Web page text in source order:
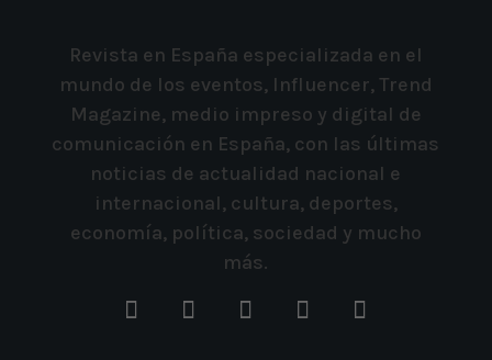
Revista en España especializada en el
mundo de los eventos, Influencer, Trend
Magazine, medio impreso y digital de
comunicación en España, con las últimas
noticias de actualidad nacional e
internacional, cultura, deportes,
economía, política, sociedad y mucho
más.